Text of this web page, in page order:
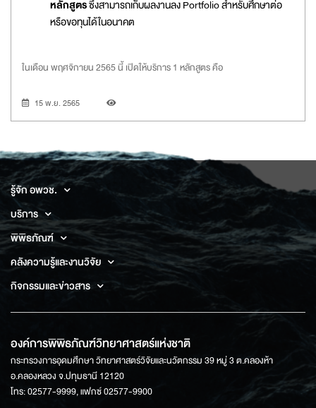
หลักสูตรซึ่งสามารถเก็บผลงานลง Portfolio สำหรับศึกษาต่อ
หรือขอทุนได้ในอนาคต
ในเดือน พฤศจิกายน 2565 นี้ เปิดให้บริการ 1 หลักสูตร คือ
15 พ.ย. 2565
รู้จัก อพวช.
บริการ
พิพิธภัณฑ์
คลังความรู้และงานวิจัย
กิจกรรมและข่าวสาร
องค์การพิพิธภัณฑ์วิทยาศาสตร์แห่งชาติ
กระทรวงการอุดมศึกษา วิทยาศาสตร์วิจัยและนวัตกรรม 39 หมู่ 3 ต.คลองห้า
อ.คลองหลวง จ.ปทุมธานี 12120
โทร: 02577-9999, แฟกซ์ 02577-9900